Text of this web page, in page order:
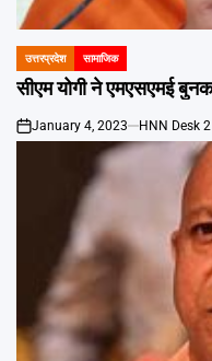
POSTED
IN
उत्तरप्रदेश सामाजिक
on
January 4, 2023 HNN Desk 2